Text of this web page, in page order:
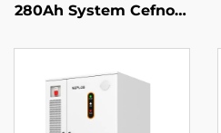
280Ah System Cefnogi
14kWh Batri Solar
Seplos